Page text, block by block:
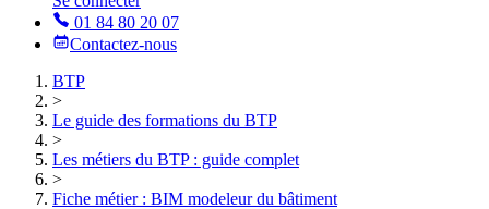
01 84 80 20 07
Contactez-nous
BTP
>
Le guide des formations du BTP
>
Les métiers du BTP : guide complet
>
Fiche métier : BIM modeleur du bâtiment